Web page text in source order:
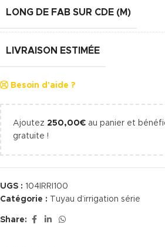
LONG DE FAB SUR CDE (M)
LIVRAISON ESTIMÉE
Besoin d'aide ?
Ajoutez 250,00€ au panier et
gratuite !
UGS : 104IRRI100
Catégorie :
Tuyau d’irrigation série
Share: